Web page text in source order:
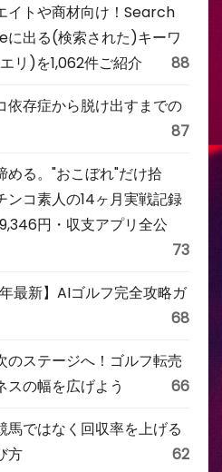
イトや商材向け！Search
に出る(検索された)キーワ
リ)を1,062件ご紹介
88
依存症から脱け出すまでの
87
める。"おこぼれ"だけ拾
ンコ素人の14ヶ月実戦記録
円・収支アプリ全公
73
年最新】AIゴルフ完全攻略ガ
68
のステージへ！ゴルフ転売
スの幅を広げよう
66
馬ではなく回収率を上げる
方
62